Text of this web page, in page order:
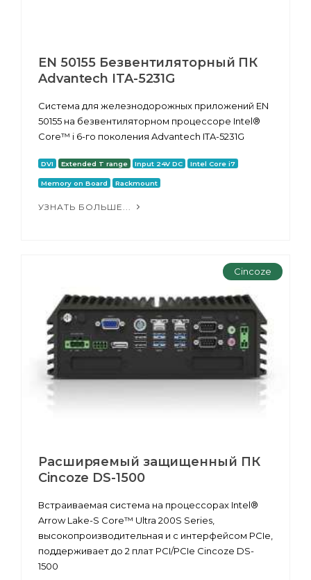
EN 50155 Безвентиляторный ПК
Advantech ITA-5231G
Система для железнодорожных приложений EN
50155 на безвентиляторном процессоре Intel®
Core™ i 6-го поколения Advantech ITA-5231G
DVI Extended T range Input 24V DC Intel Core i7
Memory on Board Rackmount
УЗНАТЬ БОЛЬШЕ...
Cincoze
Расширяемый защищенный ПК
Cincoze DS-1500
Встраиваемая система на процессорах Intel®
Arrow Lake-S Core™ Ultra 200S Series,
высокопроизводительная и с интерфейсом PCIe,
поддерживает до 2 плат PCI/PCIe Cincoze DS-
1500